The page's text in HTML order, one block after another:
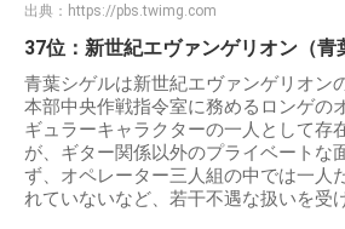
出典： https://pbs.twimg.com
37位：新世紀エヴァンゲリオン（青
青葉シゲルは新世紀エヴァンゲリオン
本部中央作戦指令室に務めるロンゲの
ギュラーキャラクターの一人として存
が、ギター関係以外のプライベートな
ず、オペレーター三人組の中では一人
れていないなど、若干不遇な扱いを受